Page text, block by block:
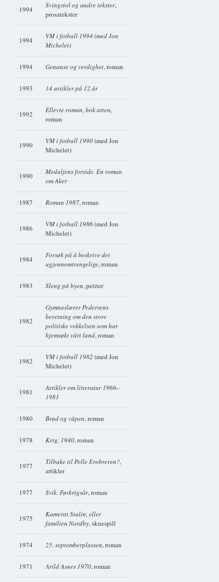
1994 Svingstol og andre tekster,
prosatekster
1994
VM i fotball 1994 (med Jon
Michelet)
1994 Genanse og verdighet, roman
1993 14 artikler på 12 år
1992 Ellevte roman, bok atten,
roman
1990 VM i fotball 1990(med Jon
Michelet)
1990
Medaljens forside. En roman
om Aker
1987 Roman 1987, roman
1986 VM i fotball 1986(med Jon
Michelet)
1984
Forsøk på å beskrive det
ugjennomtrengelige, roman
1983 Sleng på byen, petiter
1982
Gymnaslærer Pedersens
beretning om den store
politiske vekkelsen som har
hjemsøkt vårt land, roman
1982 VM i fotball 1982 (med Jon
Michelet)
1981
Artikler om litteratur 1966–
1981
1980 Brød og våpen, roman
1978 Krig. 1940, roman
1977 Tilbake til Pelle Erobreren?,
artikler
1977 Svik. Førkrigsår, roman
1975
Kamerat Stalin, eller
familien Nordby, skuespill
1974 25. septemberplassen, roman
1971 Arild Asnes 1970, roman